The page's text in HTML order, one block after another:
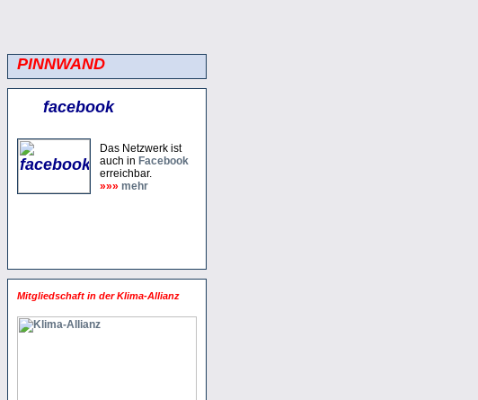
PINNWAND
facebook
Das Netz­werk ist
auch in Face­book
erreich­bar.
»»» mehr
Mitgliedschaft in der Klima-Allianz